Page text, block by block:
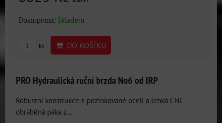
Dostupnost: Skladem
ks DO KOŠÍKU
PRO Hydraulická ruční brzda No6 od IRP
Robustní konstrukce z pozinkované oceli a lehká CNC
obráběná páka z...